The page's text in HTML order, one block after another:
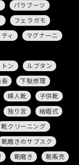
パラブーツ
フェラガモ
ィ
マグナーニ
ン
ルブタン
長
下駄修理
婦人靴
子供靴
独り言
結婚式
靴クリーニング
靴磨きのサブスク
鞄磨き 鞄販売